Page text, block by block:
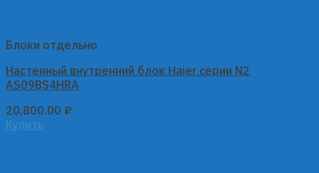
Блоки отдельно
Настенный внутренний блок Haier серии N2
AS09BS4HRA
20,800.00 ₽
Купить